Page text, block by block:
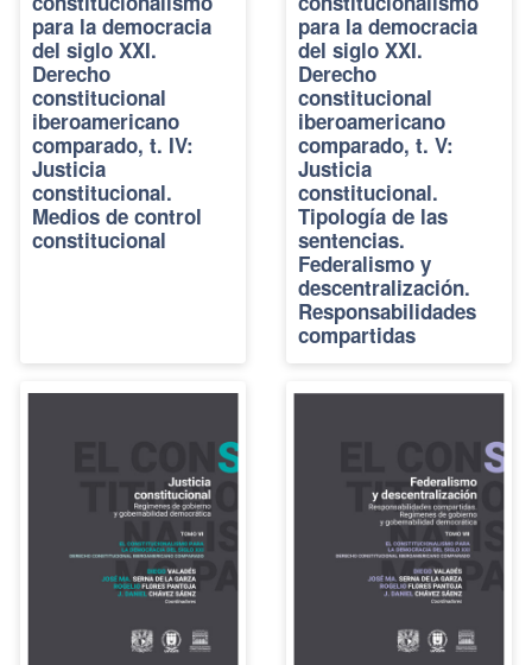
para la democracia
del siglo XXI.
Derecho
constitucional
iberoamericano
comparado, t. IV:
Justicia
constitucional.
Medios de control
constitucional
para la democracia
del siglo XXI.
Derecho
constitucional
iberoamericano
comparado, t. V:
Justicia
constitucional.
Tipología de las
sentencias.
Federalismo y
descentralización.
Responsabilidades
compartidas